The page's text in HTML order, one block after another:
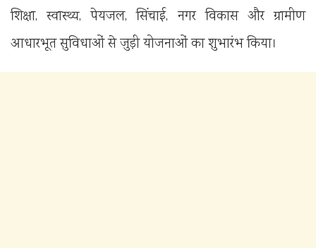
शिक्षा, स्वास्थ्य, पेयजल, सिंचाई, नगर विकास और ग्रामीण
आधारभूत सुविधाओं से जुड़ी योजनाओं का शुभारंभ किया।